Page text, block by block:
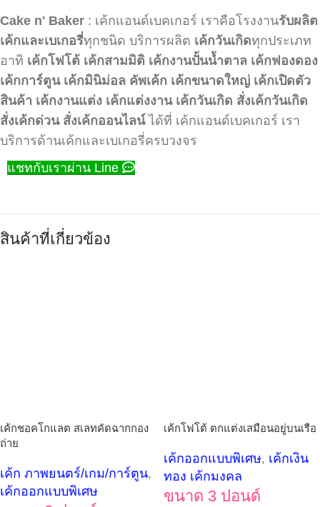
Cake n' Baker : เค้กแอนด์เบคเกอร์ เราคือโรงงานรับผลิต
เค้กและเบเกอรี่ทุกชนิด บริการผลิต เค้กวันเกิดทุกประเภท
อาทิ เค้กโฟโต้ เค้กสามมิติ เค้กงานปั้นน้ำตาล เค้กฟองดอง
เค้กการ์ตูน เค้กมินิม่อล คัพเค้ก เค้กขนาดใหญ่ เค้กเปิดตัว
สินค้า เค้กงานแต่ง เค้กแต่งงาน เค้กวันเกิด สั่งเค้กวันเกิด
สั่งเค้กด่วน สั่งเค้กออนไลน์ได้ที่ เค้กแอนด์เบคเกอร์ เรา
บริการด้านเค้กและเบเกอรี่ครบวงจร
แชทกับเราผ่าน Line
สินค้าที่เกี่ยวข้อง
เค้กชอคโกแลต สเลทคัดฉากกอง
ถ่าย
เค้ก ภาพยนตร์/เกม/การ์ตูน,
เค้กออกแบบพิเศษ
เค้กโฟโต้ ตกแต่งเสมือนอยู่บนเรือ
เค้กออกแบบพิเศษ, เค้กเงิน
ทอง เค้กมงคล
ขนาด 3 ปอนด์